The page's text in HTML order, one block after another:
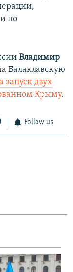
по
Владимир
Балаклавскую
запуск двух
Крыму.
Follow us